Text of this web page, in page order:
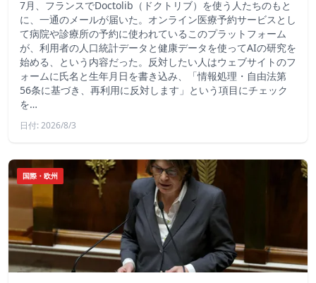
7月、フランスでDoctolib（ドクトリブ）を使う人たちのもと
に、一通のメールが届いた。オンライン医療予約サービスとし
て病院や診療所の予約に使われているこのプラットフォーム
が、利用者の人口統計データと健康データを使ってAIの研究を
始める、という内容だった。反対したい人はウェブサイトのフ
ォームに氏名と生年月日を書き込み、「情報処理・自由法第
56条に基づき、再利用に反対します」という項目にチェック
を…
日付: 2026/8/3
国際・欧州